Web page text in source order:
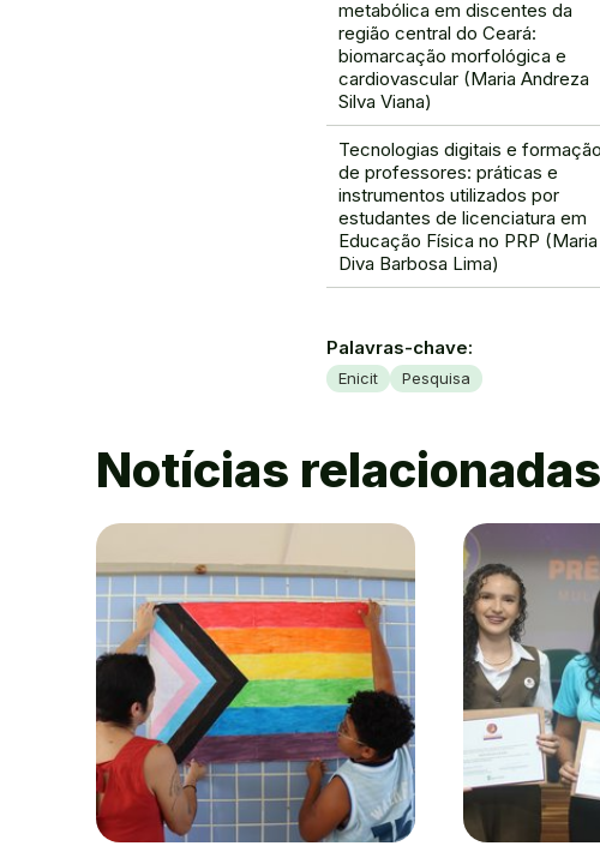
metabólica em discentes da
região central do Ceará:
biomarcação morfológica e
cardiovascular (Maria Andreza
Silva Viana)
Tecnologias digitais e formação
de professores: práticas e
instrumentos utilizados por
estudantes de licenciatura em
Educação Física no PRP (Maria
Diva Barbosa Lima)
Palavras-chave:
Enicit Pesquisa
Notícias relacionadas